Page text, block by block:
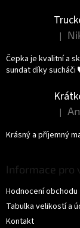
|
Čepka je kvalitní a
sundat díky sucháči
|
Krásný a příjemný
Informace pro
Hodnocení obchodu
Tabulka velikostí a
Kontakt